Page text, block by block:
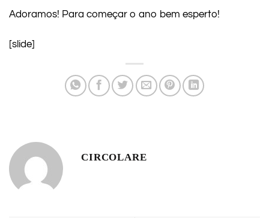
Adoramos! Para começar o ano bem esperto!
[slide]
CIRCOLARE